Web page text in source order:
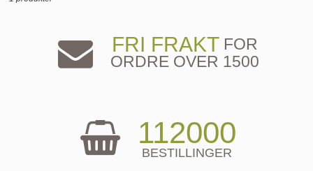
FRI FRAKTFOR
ORDRE OVER 1500
112000
BESTILLINGER